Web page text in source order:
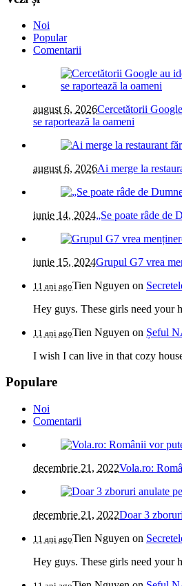
Noi
Popular
Comentarii
august 6, 2026Cercetătorii
se raportează la oameni
august 6, 2026Ai merge la
iunie 14, 2024„Se poate râde de
iunie 15, 2024Grupul G7 vrea
11 ani agoTien Nguyen on
Hey guys. These girls need your
11 ani agoTien Nguyen on Șeful
I wish I can live in that cozy
Populare
Noi
Comentarii
decembrie 21, 2022Vola.ro:
decembrie 21, 2022Doar 3
11 ani agoTien Nguyen on
Hey guys. These girls need your